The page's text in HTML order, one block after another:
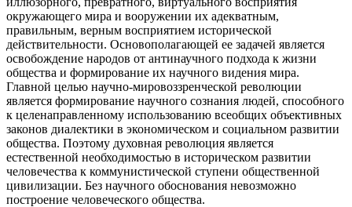
окружающего мира и вооружении их адекватным,
правильным, верным восприятием исторической
действительности. Основополагающей ее задачей является
освобождение народов от антинаучного подхода к жизни
общества и формирование их научного видения мира.
Главной целью научно-мировоззренческой революции
является формирование научного сознания людей, способного
к целенаправленному использованию всеобщих объективных
законов диалектики в экономическом и социальном развитии
общества. Поэтому духовная революция является
естественной необходимостью в историческом развитии
человечества к коммунистической ступени общественной
цивилизации. Без научного обоснования невозможно
построение человеческого общества.